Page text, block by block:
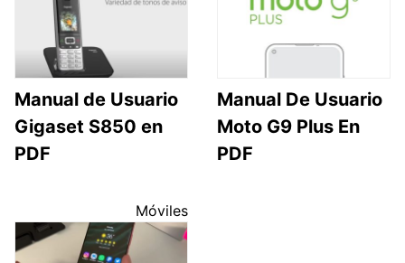
Manual de Usuario
Gigaset S850 en
PDF
Manual De Usuario
Moto G9 Plus En
PDF
Móviles